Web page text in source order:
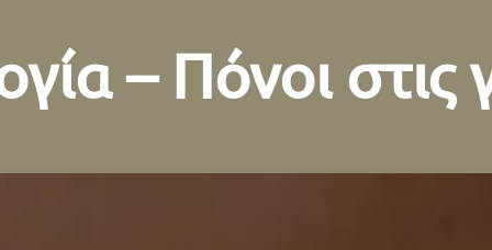
– Πόνοι στις